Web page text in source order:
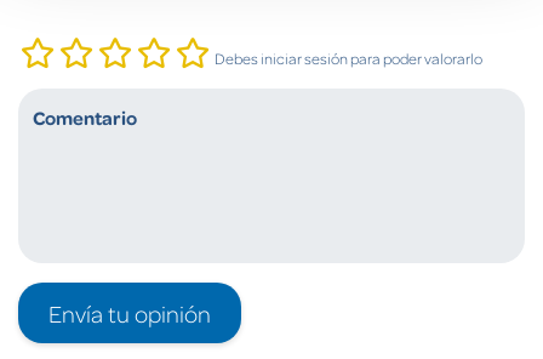
Debes iniciar sesión para poder valorarlo
Envía tu opinión